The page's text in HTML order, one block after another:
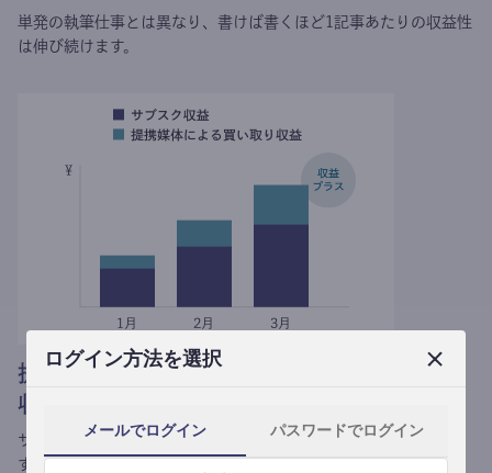
ログイン方法を選択
メールでログイン パスワードでログイン
単発の執筆仕事とは異なり、 書けば書くほど1記事あたりの収益性
は伸び続けます。
提携媒体による記事買い取りで
収益がプラスされる
サブスク収益にメディアへの記事提供の売り上げをプラスできま
す。